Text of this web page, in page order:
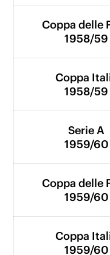
Coppa delle
1958/59
Coppa
1958/59
Serie A
1959/60
Coppa delle
1959/60
Coppa
1959/60